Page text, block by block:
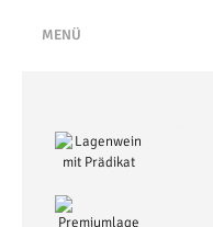
MENÜ